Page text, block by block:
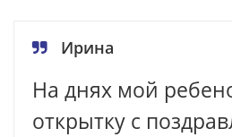
Ирина
На днях мой
открытку с